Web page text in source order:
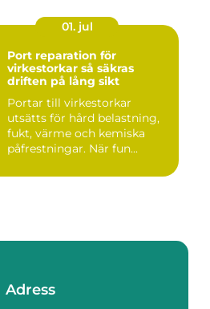
01. jul
Port reparation för
virkestorkar så säkras
driften på lång sikt
Portar till virkestorkar
utsätts för hård belastning,
fukt, värme och kemiska
påfrestningar. När fun...
Adress